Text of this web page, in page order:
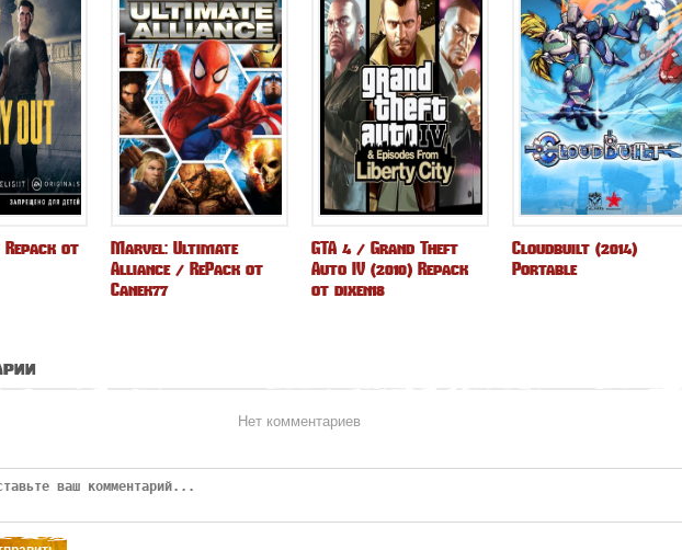
от
Marvel: Ultimate
Alliance / RePack от
Canek77
GTA 4 / Grand Theft
Auto IV (2010) Repack
от dixen18
Cloudbuilt (2014)
Portable
Нет комментариев